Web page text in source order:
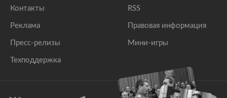
Контакты
Реклама
Пресс-релизы
Техподдержка
RSS
Правовая информация
Мини-игры